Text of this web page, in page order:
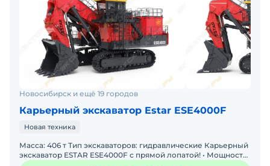
Новосибирск и ещё 19 городов
Карьерный экскаватор Estar ESE4000F
Новая техника
Масса: 406 т Тип экскаваторов: гидравлические Карьерный
экскаватор ESTAR ESE4000F с прямой лопатой! • Мощность: